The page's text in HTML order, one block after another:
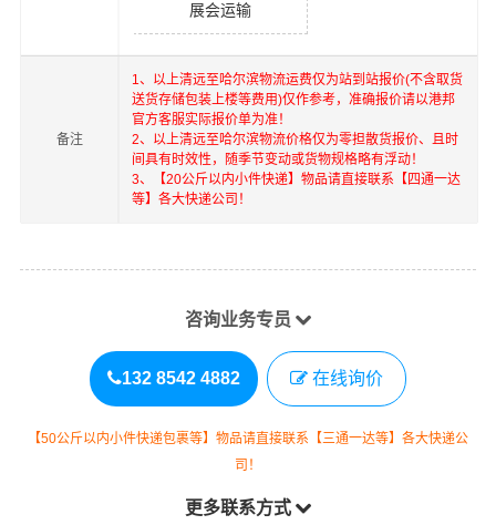
展会运输
备注
1、以上清远至哈尔滨物流运费仅为站到站报价(不含取货
送货存储包装上楼等费用)仅作参考，准确报价请以港邦
官方客服实际报价单为准！
2、以上清远至哈尔滨物流价格仅为零担散货报价、且时
间具有时效性，随季节变动或货物规格略有浮动！
3、【20公斤以内小件快递】物品请直接联系【四通一达
等】各大快递公司！
咨询业务专员
132 8542 4882 在线询价
【50公斤以内小件快递包裹等】物品请直接联系【三通一达等】各大快递公
司！
更多联系方式